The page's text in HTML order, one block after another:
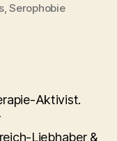
,Serophobie
Aktivist.
Liebhaber &